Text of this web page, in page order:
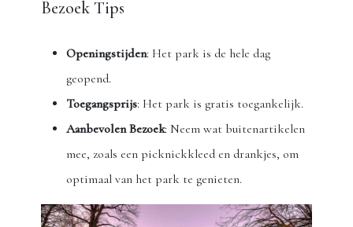
Bezoek Tips
Openingstijden: Het park is de hele dag
geopend.
Toegangsprijs: Het park is gratis toegankelijk.
Aanbevolen Bezoek: Neem wat buitenartikelen
mee, zoals een picknickkleed en drankjes, om
optimaal van het park te genieten.